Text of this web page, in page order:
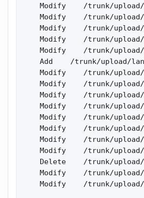
Modify    /trunk/
Modify    /trunk/
Modify    /trunk/
Modify    /trunk/
Modify    /trunk/
Add    /trunk/upload/
Modify    /trunk/
Modify    /trunk/
Modify    /trunk/
Modify    /trunk/
Modify    /trunk/
Modify    /trunk/
Modify    /trunk/
Modify    /trunk/
Delete    /trunk/
Modify    /trunk/
Modify    /trunk/